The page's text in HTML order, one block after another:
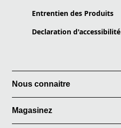
Entrentien des Produits
Declaration d'accessibilité
Nous connaitre
Magasinez